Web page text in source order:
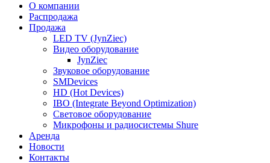
О компании
Распродажа
Продажа
LED TV (JynZiec)
Видео оборудование
JynZiec
Звуковое оборудование
SMDevices
HD (Hot Devices)
IBO (Integrate Beyond Optimization)
Световое оборудование
Микрофоны и радиосистемы Shure
Аренда
Новости
Контакты